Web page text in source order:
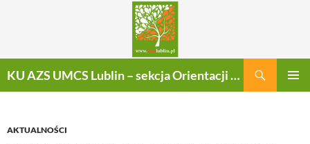
KU AZS UMCS Lublin – sekcja Orientacji Sportowej
AKTUALNOŚCI